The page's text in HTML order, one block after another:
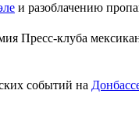
и разоблачению
Пресс-клуба
событий на